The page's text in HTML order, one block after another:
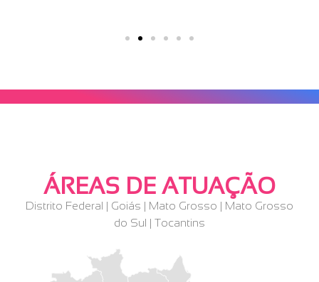
ÁREAS DE ATUAÇÃO
Distrito Federal | Goiás | Mato Grosso | Mato Grosso
do Sul | Tocantins